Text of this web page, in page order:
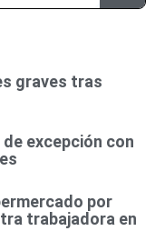
graves tras
excepción con
por
trabajadora en